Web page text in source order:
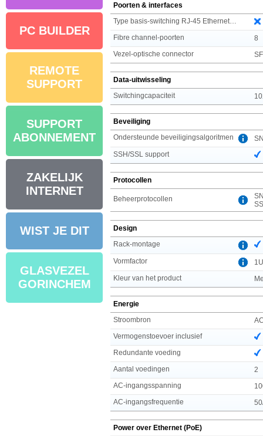
PC BUILDER
REMOTE
SUPPORT
SUPPORT
ABONNEMENT
ZAKELIJK
INTERNET
WIST JE DIT
GLASVEZEL
GORINCHEM
Poorten & interfaces
Fibre channel-poorten
8
Vezel-optische connector
Data-uitwisseling
Switchingcapaciteit
Beveiliging
Ondersteunde beveiligingsalgoritmen
SSH/SSL support
Protocollen
Beheerprotocollen
Design
Rack-montage
Vormfactor
1U
Kleur van het product
Energie
Stroombron
Vermogenstoevoer inclusief
Redundante voeding
Aantal voedingen
2
AC-ingangsspanning
AC-ingangsfrequentie
Power over Ethernet (PoE)